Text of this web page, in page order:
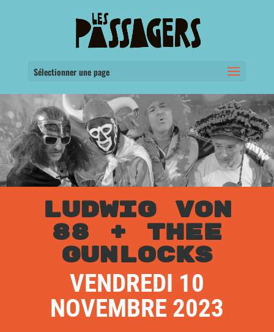
Sélectionner une page
LUDWIG VON
88 + THEE
GUNLOCKS
VENDREDI 10
NOVEMBRE 2023